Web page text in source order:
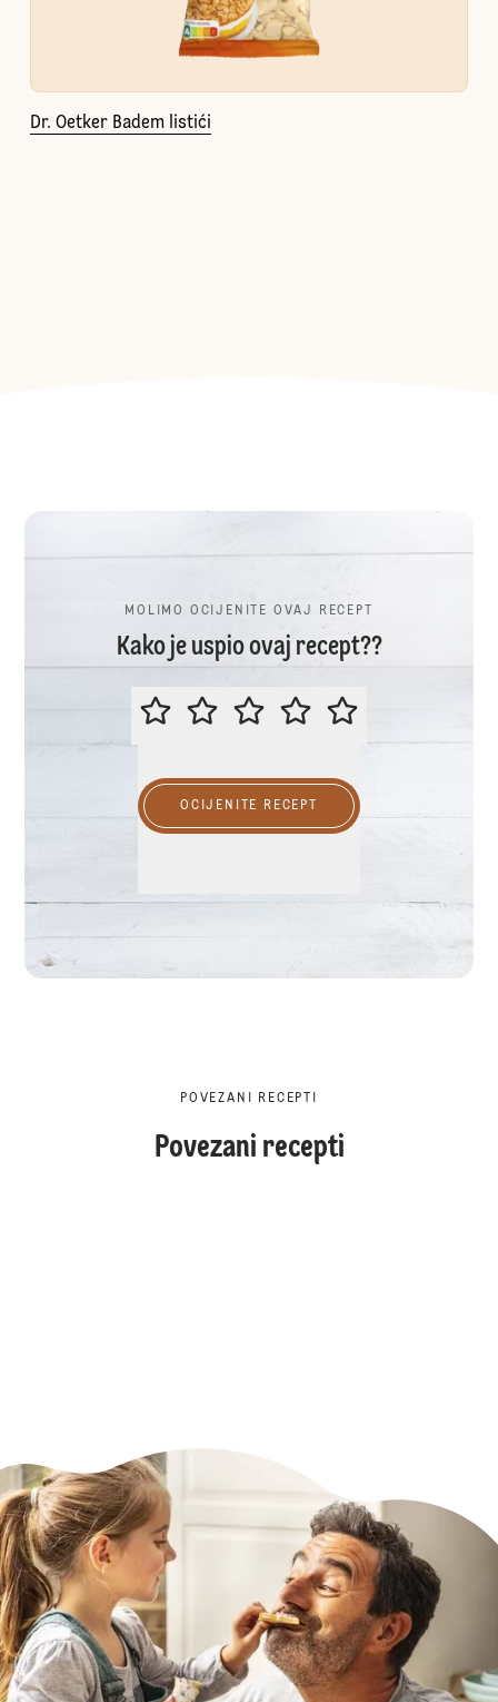
Dr. Oetker Badem listići
MOLIMO OCIJENITE OVAJ RECEPT
Kako je uspio ovaj recept??
MOLIMO OCIJENITE OVAJ
OCIJENITE RECEPT
POVEZANI RECEPTI
Povezani recepti